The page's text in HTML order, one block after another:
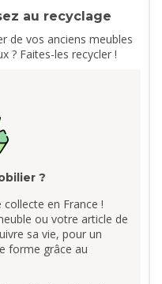
au recyclage
de vos anciens meubles
? Faites-les recycler !
?
en France !
ou votre article de
sa vie, pour un
forme grâce au